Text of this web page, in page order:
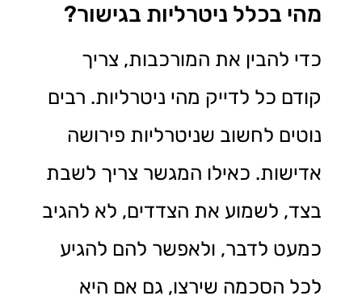
מהי בכלל ניטרליות בגישור?
כדי להבין את המורכבות, צריך
קודם כל לדייק מהי ניטרליות. רבים
נוטים לחשוב שניטרליות פירושה
אדישות. כאילו המגשר צריך לשבת
בצד, לשמוע את הצדדים, לא להגיב
כמעט לדבר, ולאפשר להם להגיע
לכל הסכמה שירצו, גם אם היא